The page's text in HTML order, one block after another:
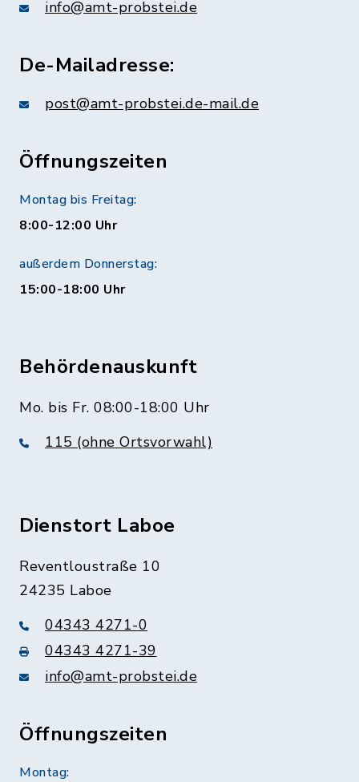
info@amt-probstei.de
De-Mailadresse:
post@amt-probstei.de-mail.de
Öffnungszeiten
Montag bis Freitag:
8:00-12:00 Uhr
außerdem Donnerstag:
15:00-18:00 Uhr
Behördenauskunft
Mo. bis Fr. 08:00-18:00 Uhr
115 (ohne Ortsvorwahl)
Dienstort Laboe
Reventloustraße 10
24235 Laboe
04343 4271-0
04343 4271-39
info@amt-probstei.de
Öffnungszeiten
Montag: